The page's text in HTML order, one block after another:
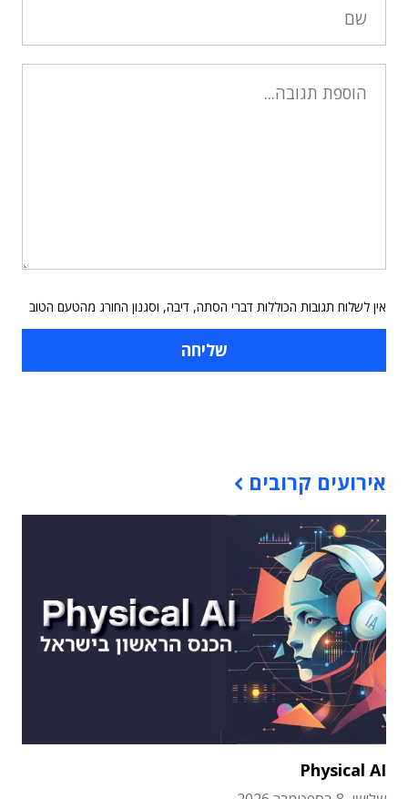
אין לשלוח תגובות הכוללות דברי הסתה, דיבה, וסגנון החורג מהטעם הטוב
אירועים קרובים
Physical AI